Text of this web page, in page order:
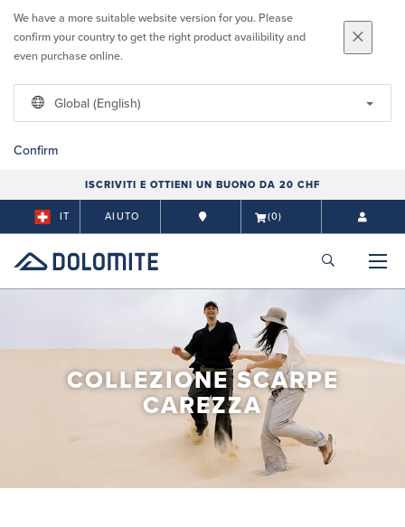
We have a more suitable website version for you. Please
confirm your country to get the right product availibility and
even purchase online.
Global (English)
Confirm
ISCRIVITI E OTTIENI UN BUONO DA 20 CHF
IT AIUTO (0)
COLLEZIONE SCARPE
CAREZZA